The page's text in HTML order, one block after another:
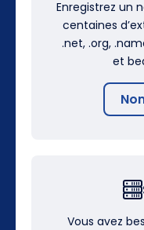
Enregistrez un
centaines
.net, .org,
et
Vous avez